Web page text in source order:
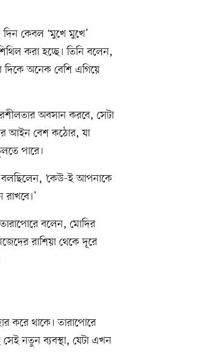
দিন কেবল ‘মুখে মুখে’
করা হচ্ছে। তিনি বলেন,
দিকে অনেক বেশি এগিয়ে
অবসান করবে, সেটা
আইন বেশ কঠোর, যা
পারে।
বলছিলেন, ‘কেউ-ই আপনাকে
তারাপোরে বলেন, মোদির
রাশিয়া থেকে দূরে
করে থাকে। তারাপোরে
সেই নতুন ব্যবস্থা, যেটা এখন